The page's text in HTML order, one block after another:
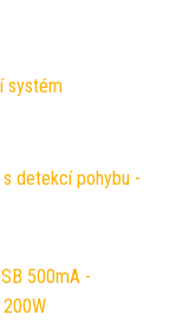
systém
detekcí pohybu -
500mA -